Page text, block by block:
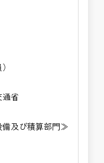
省
及び積算部門≫